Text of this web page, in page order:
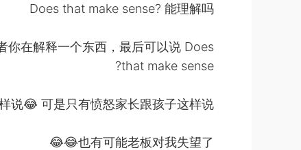
Does that make sense? 能理解吗
你在解释一个东西，最后可以说 Does
that make sense?
😂 可是只有愤怒家长跟孩子这样说。
也有可能老板对我失望了😂😂